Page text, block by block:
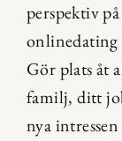
perspektiv
onlinedating
Gör plats åt
familj, ditt
nya